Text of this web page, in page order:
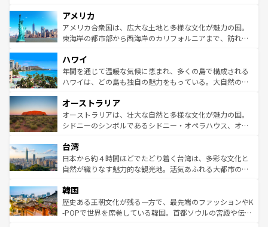
ンツ一覧を参照してほしい。
の建物がそのまま残る町や、スイスならではのユニークな
博物館もあり、アルプス観光だけでなく町歩きも満喫する
ことができる。国民の所得が高いため物価も高いが、旅行
ば市内交通費無料で観光を楽しむこともできる。 なお、新
着のスイス情報はコンテンツ一覧 を参照してほしい。
アメリカ
アメリカ合衆国は、広大な土地と多様な文化が魅力の国。
東海岸の都市部から西海岸のカリフォルニアまで、訪れる
のような巨大都市は、観光、ショッピング、エンターテイ
ンメントが詰まった刺激的なスポットだ。一方、アメリカ
西部には大自然が広がり、グランドキャニオンやイエロー
部のニューオーリンズでは、音楽と美食が融合した独特の
文化が魅力。旅行者はアメリカの各地域で異なる魅力を楽
しみながら、その多様性と豊かな歴史を感じることができ
ならではの贅沢な旅のスタイルだ。 なお、新着のアメリカ
情報はコンテンツ一覧を参照してほしい。
ハワイ
年間を通じて温暖な気候に恵まれ、多くの島で構成される
ハワイは、どの島も独自の魅力をもっている。大自然の神
ワイ島は見逃せない。また、定番の観光地といえばオアフ
島だが、静かな自然を求めるならマウイ島やカウアイ島が
おすすめ。エメラルドグリーンに輝く海をはじめ、豊かな
れるおもてなしの心で訪れる人々を迎えてくれるハワイの
人々、おいしいローカルフードやハワイアンミュージッ
ク、伝統的なフラダンスなど、すべてがハワイの魅力を彩
ワイを、存分に味わってほしい。 なお、新着のハワイ情報
はコンテンツ一覧を参照してほしい。
オーストラリア
オーストラリアは、壮大な自然と多様な文化が魅力の国。
シドニーのシンボルであるシドニー・オペラハウス、オー
リアリーフや大陸中央部にそびえるウルル（エアーズロッ
ク）、タスマニアの美しい原生林やケアンズの熱帯雨林な
ど、見どころがたくさん。また、カフェやワイン、オージ
いる。アクティビティも充実しており、サーフィンやダイ
ビング、ハイキングなど、アウトドア好きにはたまらな
い。オーストラリアの多彩な魅力を存分に味わいつくそ
台湾
日本から約４時間ほどでたどり着く台湾は、多彩な文化と
自然が織りなす魅力的な観光地。活気あふれる大都市の台
ン）、静ひつな山岳地帯である台湾東部など、都市の喧騒
と山間の静けさが共存しており、訪れる人に新しい発見と
驚きをもたらしてくれる。また、奥深い台湾の食文化も魅
韓国
歴史ある王朝文化が残る一方で、最先端のファッションやK
-POPで世界を席巻している韓国。首都ソウルの宮殿や伝統